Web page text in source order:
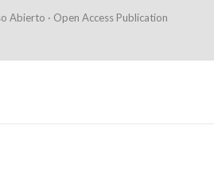
Abierto · Open Access Publication